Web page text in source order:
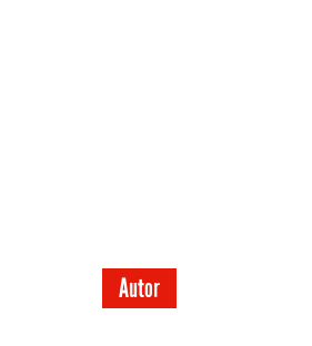
Überschrift
Autor